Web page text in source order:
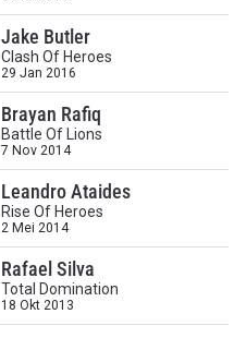
Jake Butler
Clash Of Heroes
29 Jan 2016
Brayan Rafiq
Battle Of Lions
7 Nov 2014
Leandro Ataides
Rise Of Heroes
2 Mei 2014
Rafael Silva
Total Domination
18 Okt 2013
TERBAIK
TERBARU
pun anda pergi!
akses ke berita
akses awal untuk kursi
kami.